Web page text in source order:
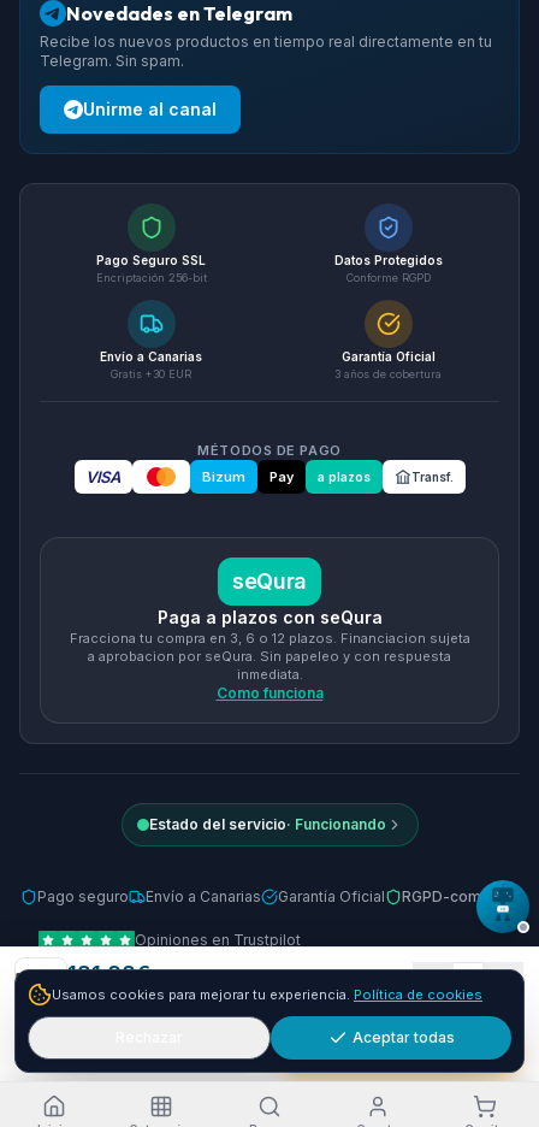
131.88€
Envío GRATIS 24-48h
Comprar ya
Novedades en Telegram
Recibe los nuevos productos en tiempo real directamente en tu
Telegram. Sin spam.
Unirme al canal
Pago Seguro SSL
Encriptación 256-bit
Datos Protegidos
Conforme RGPD
Envío a Canarias
Gratis +30 EUR
Garantía Oficial
3 años de cobertura
MÉTODOS DE PAGO
VISA Bizum Pay a plazos Transf.
seQura
Paga a plazos con seQura
Fracciona tu compra en 3, 6 o 12 plazos. Financiacion sujeta
a aprobacion por seQura. Sin papeleo y con respuesta
inmediata.
Como funciona
Estado del servicio· Funcionando
Pago seguro Envío a Canarias Garantía Oficial RGPD-compliant
Opiniones en Trustpilot
© 2026 Tienda Online Canarias.
Desarrollado por
Usamos cookies para mejorar tu experiencia. Política de cookies
Aceptar todas